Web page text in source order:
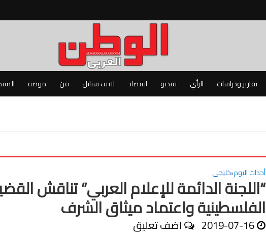
تقارير ودراسات الرأي فيديو اقتصاد لايف ستايل فن موضة
أحداث اليوم•خليجي
“اللجنة الدائمة للإعلام العربي” تناقش
الفلسطينية واعتماد ميثاق الشرف
2019-07-16 اضف تعليق